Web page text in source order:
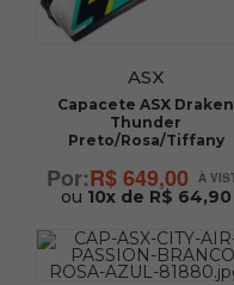
ASX
Capacete ASX Draken
Thunder
Preto/Rosa/Tiffany
R$ 649,00
ou 10x de R$ 64,90